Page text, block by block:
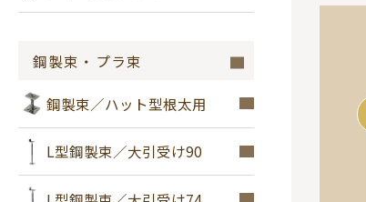
鋼製束・プラ束
鋼製束／ハット型根太用
L型鋼製束／大引受け90